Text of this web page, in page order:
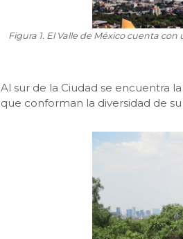
Figura 1. El Valle de México cuenta
Al sur de la Ciudad se encuentra
que conforman la diversidad de